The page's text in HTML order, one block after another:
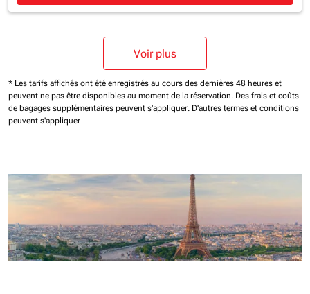
Voir plus
* Les tarifs affichés ont été enregistrés au cours des dernières 48 heures et
peuvent ne pas être disponibles au moment de la réservation. Des frais et coûts
de bagages supplémentaires peuvent s'appliquer. D'autres termes et conditions
peuvent s'appliquer